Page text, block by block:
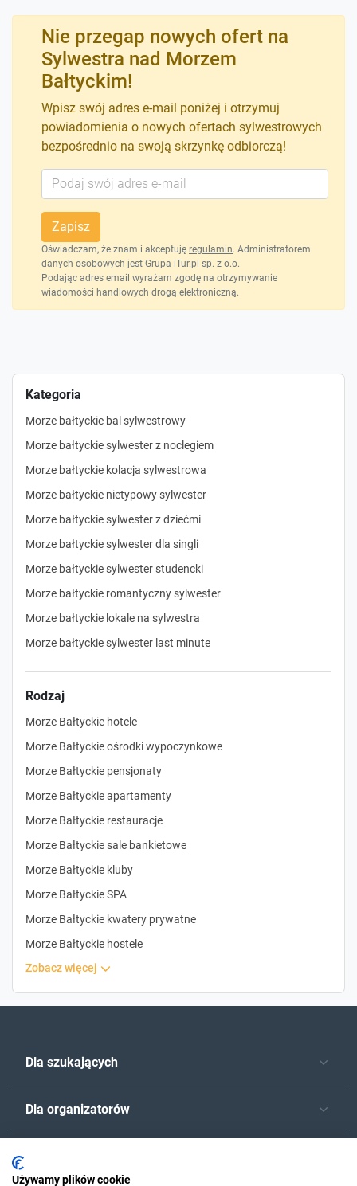
Kategoria
Morze bałtyckie bal sylwestrowy
Morze bałtyckie sylwester z noclegiem
Morze bałtyckie kolacja sylwestrowa
Morze bałtyckie nietypowy sylwester
Morze bałtyckie sylwester z dziećmi
Morze bałtyckie sylwester dla singli
Morze bałtyckie sylwester studencki
Morze bałtyckie romantyczny sylwester
Morze bałtyckie lokale na sylwestra
Morze bałtyckie sylwester last minute
Rodzaj
Morze Bałtyckie hotele
Morze Bałtyckie ośrodki wypoczynkowe
Morze Bałtyckie pensjonaty
Morze Bałtyckie apartamenty
Morze Bałtyckie restauracje
Morze Bałtyckie sale bankietowe
Morze Bałtyckie kluby
Morze Bałtyckie SPA
Morze Bałtyckie kwatery prywatne
Morze Bałtyckie hostele
zobacz więcej
Nie przegap nowych ofert na
Sylwestra nad Morzem
Bałtyckim!
Wpisz swój adres e-mail poniżej i otrzymuj
powiadomienia o nowych ofertach sylwestrowych
bezpośrednio na swoją skrzynkę odbiorczą!
Zapisz
Oświadczam, że znam i akceptuję regulamin. Administratorem
danych osobowych jest Grupa iTur.pl sp. z o.o.
Podając adres email wyrażam zgodę na otrzymywanie
wiadomości handlowych drogą elektroniczną.
Dla szukających
Dla organizatorów
Używamy plików cookie